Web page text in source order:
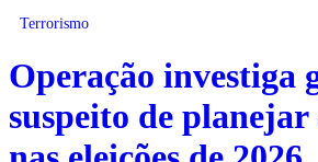
Terrorismo
Operação investiga
suspeito de planejar